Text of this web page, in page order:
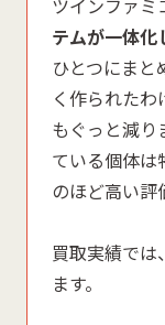
ツインファミ
テムが一体化
ひとつにまと
く作られた
もぐっと減り
ている個体は
のほど高い評
買取実績では
ます。